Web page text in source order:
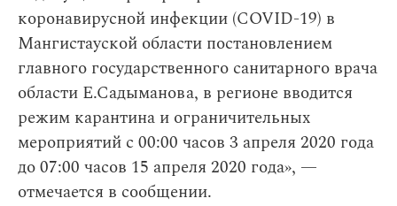
коронавирусной инфекции (COVID-19) в
Мангистауской области постановлением
главного государственного санитарного врача
области Е.Садыманова, в регионе вводится
режим карантина и ограничительных
мероприятий с 00:00 часов 3 апреля 2020 года
до 07:00 часов 15 апреля 2020 года», —
отмечается в сообщении.